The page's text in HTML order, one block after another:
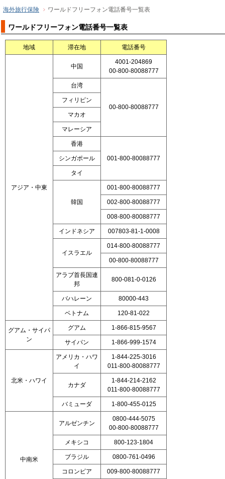
海外旅行保険 ワールドフリーフォン電話番号一覧表
ワールドフリーフォン電話番号一覧表
地域 滞在地 電話番号
アジア・中東
中国
4001-204869
00-800-80088777
台湾
00-800-80088777
フィリピン
マカオ
マレーシア
香港
001-800-80088777
シンガポール
タイ
韓国
001-800-80088777
002-800-80088777
008-800-80088777
インドネシア 007803-81-1-0008
イスラエル
014-800-80088777
00-800-80088777
アラブ首長国連
邦
800-081-0-0126
バハレーン 80000-443
ベトナム 120-81-022
グアム・サイパ
ン
グアム 1-866-815-9567
サイパン 1-866-999-1574
北米・ハワイ
アメリカ・ハワ
イ
1-844-225-3016
011-800-80088777
カナダ
1-844-214-2162
011-800-80088777
バミューダ 1-800-455-0125
中南米
アルゼンチン
0800-444-5075
00-800-80088777
メキシコ 800-123-1804
ブラジル 0800-761-0496
コロンビア 009-800-80088777